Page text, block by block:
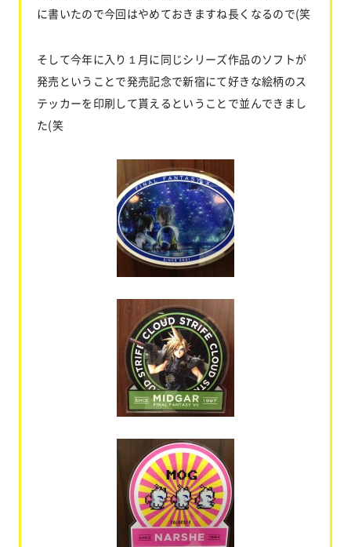
に書いたので今回はやめておきますね長くなるので(笑
そして今年に入り１月に同じシリーズ作品のソフトが
発売ということで発売記念で新宿にて好きな絵柄のス
テッカーを印刷して貰えるということで並んできまし
た(笑